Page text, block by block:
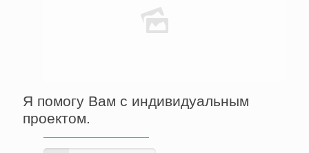
Я помогу Вам с индивидуальным
проектом.